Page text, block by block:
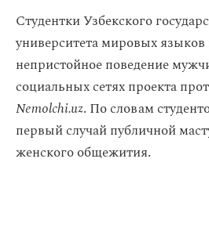
Студентки Узбекского
университета мировых
непристойное поведение
социальных сетях проекта
Nemolchi.uz. По словам
первый случай публичной
женского общежития.